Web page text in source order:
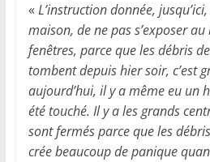
« L’instruction donnée,
maison, de ne pas s’exposer
fenêtres, parce que les débris
tombent depuis hier soir, c’est
aujourd’hui, il y a même eu un
été touché. Il y a les grands
sont fermés parce que les
crée beaucoup de panique